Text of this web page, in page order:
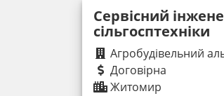
Сервісний
сільгосптехніки
Агробудівельний
Договірна
Житомир